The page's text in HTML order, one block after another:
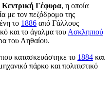
Κεντρική Γέφυρα, η οποία
με τον πεζόδρομο της
το 1886 από Γάλλους
και το άγαλμα του Ασκληπιού
του Ληθαίου.
κατασκευάστηκε το 1884 και
πάρκο και πολιτιστικό